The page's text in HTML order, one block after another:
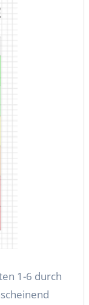
1-6 durch